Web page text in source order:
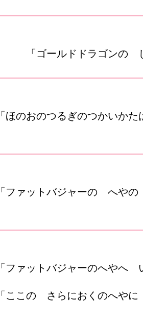
「ゴールドドラゴンの
「ほのおのつるぎのつかいか
「ファットバジャーの へや
「ファットバジャーのへやへ
「ここの さらにおくのへや